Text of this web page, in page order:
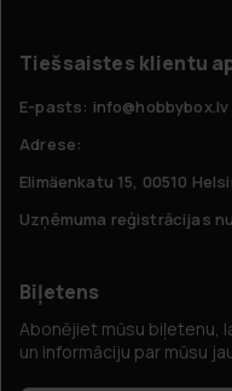
Tiešsaistes klientu
E-pasts: info@hobbybox.lv
Adrese:
Elimäenkatu 15, 00510
Uzņēmuma reģistrācijas
Biļetens
Abonējiet mūsu biļetenu,
un informāciju par mūsu